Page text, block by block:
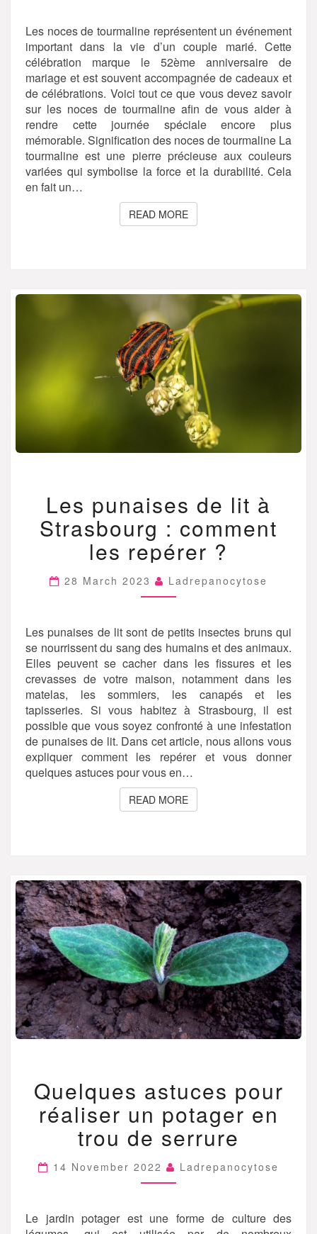
TOURMALINE
!
Les noces de tourmaline représentent un événement
important dans la vie d’un couple marié. Cette
célébration marque le 52ème anniversaire de
mariage et est souvent accompagnée de cadeaux et
de célébrations. Voici tout ce que vous devez savoir
sur les noces de tourmaline afin de vous aider à
rendre cette journée spéciale encore plus
mémorable. Signification des noces de tourmaline La
tourmaline est une pierre précieuse aux couleurs
variées qui symbolise la force et la durabilité. Cela
en fait un…
READ MOREREAD MORE
PUNAISES
DE
LIT
STRASBOURG
COMMENT
LES
?
Les punaises de lit à
Strasbourg : comment
les repérer ?
28 March 2023 Ladrepanocytose
Les punaises de lit sont de petits insectes bruns qui
se nourrissent du sang des humains et des animaux.
Elles peuvent se cacher dans les fissures et les
crevasses de votre maison, notamment dans les
matelas, les sommiers, les canapés et les
tapisseries. Si vous habitez à Strasbourg, il est
possible que vous soyez confronté à une infestation
de punaises de lit. Dans cet article, nous allons vous
expliquer comment les repérer et vous donner
quelques astuces pour vous en…
READ MOREREAD MORE
ASTUCES
POUR
RÉALISER
UN
POTAGER
TROU
DE
Quelques astuces pour
réaliser un potager en
trou de serrure
14 November 2022 Ladrepanocytose
Le jardin potager est une forme de culture des